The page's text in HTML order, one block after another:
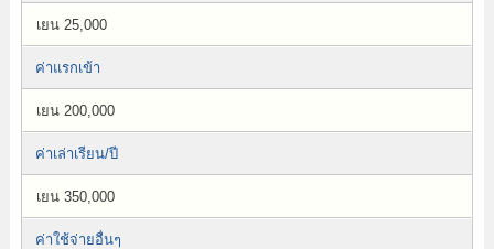
เยน 25,000
ค่าแรกเข้า
เยน 200,000
ค่าเล่าเรียน/ปี
เยน 350,000
ค่าใช้จ่ายอื่นๆ